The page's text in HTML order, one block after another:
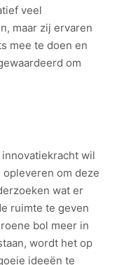
veel
maar zij ervaren
mee te doen en
om
wil
om deze
wat er
ruimte te geven
bol meer in
wordt het op
ideeën te